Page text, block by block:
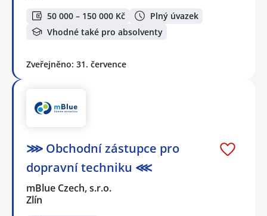
50 000 – 150 000 Kč
Plný úvazek
Vhodné také pro absolventy
Zveřejněno: 31. července
⋙ Obchodní zástupce pro
dopravní techniku ⋘
mBlue Czech, s.r.o.
Zlín